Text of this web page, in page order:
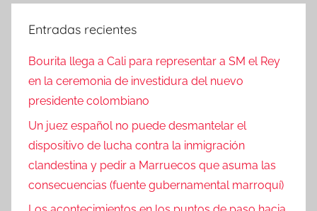
Entradas recientes
Bourita llega a Cali para representar a SM el Rey
en la ceremonia de investidura del nuevo
presidente colombiano
Un juez español no puede desmantelar el
dispositivo de lucha contra la inmigración
clandestina y pedir a Marruecos que asuma las
consecuencias (fuente gubernamental marroquí)